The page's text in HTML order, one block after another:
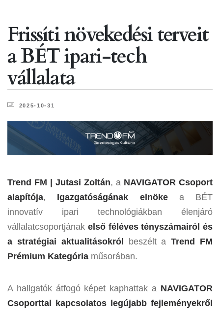
Frissíti növekedési terveit
a BÉT ipari-tech
vállalata
2025-10-31
Trend FM | Jutasi Zoltán, a NAVIGATOR Csoport
alapítója, Igazgatóságának elnökea BÉT
innovatív ipari technológiákban élenjáró
vállalatcsoportjának első féléves tényszámairól és
a stratégiai aktualitásokról beszélt aTrend FM
Prémium Kategória műsorában.
A hallgatók átfogó képet kaphattak a NAVIGATOR
Csoporttal kapcsolatos legújabb fejleményekről